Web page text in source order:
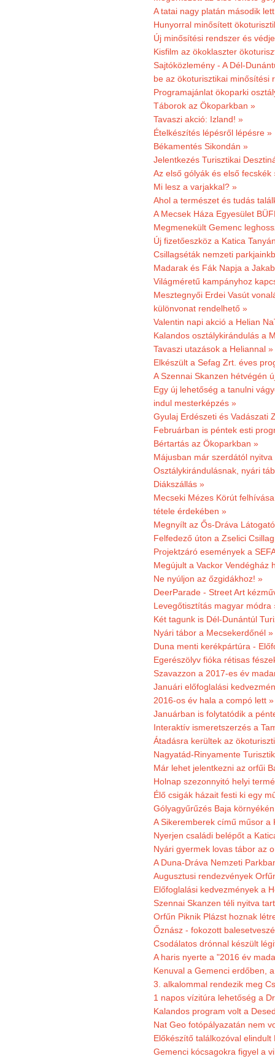
A tatai nagy platán második
Hunyorral minősített
Új minősítési rendszer és
Kisfilm az ökoklaszter
Sajtóközlemény - A Dél-
be az ökoturisztikai minősítési
Programajánlat ökoparki
Táborok az Ökoparkban »
Tavaszi akció: Izland! »
Ételkészítés lépésről lépésre »
Békamentés Sikondán »
Jelentkezés Turisztikai
Az első gólyák és első fecskék
Mi lesz a varjakkal? »
Ahol a természet és tudás
A Mecsek Háza Egyesület
Megmenekült Gemenc
Új fizetőeszköz a Katica
Csillagséták nemzeti
Madarak és Fák Napja a
Világméretű kampányhoz
Mesztegnyői Erdei Vasút
különvonat rendelhető »
Valentin napi akció a Helian
Kalandos osztálykirándulás a
Tavaszi utazások a Heliannal »
Elkészült a Sefag Zrt. éves
A Szennai Skanzen hétvégén
Egy új lehetőség a tanulni
indul mesterképzés »
Gyulaj Erdészeti és Vadászati
Februárban is péntek esti
Bértartás az Ökoparkban »
Májusban már szerdától
Osztálykirándulásnak, nyári
Diákszállás »
Mecseki Mézes Körút
tétele érdekében »
Megnyílt az Ős-Dráva
Felfedező úton a Zselici
Projektzáró események a
Megújult a Vackor Vendégház
Ne nyúljon az őzgidákhoz! »
DeerParade - Street Art
Levegőtisztítás magyar módra
Két tagunk is Dél-Dunántúl
Nyári tábor a Mecsekerdőnél »
Duna menti kerékpártúra -
Egerészölyv fióka rétisas
Szavazzon a 2017-es év
Januári előfoglalási
2016-os év hala a compó lett »
Januárban is folytatódik a
Interaktív ismeretszerzés a
Átadásra kerültek az
Nagyatád-Rinyamente
Már lehet jelentkezni az orfűi
Holnap szezonnyitó helyi
Élő csigák házait festi ki egy
Gólyagyűrűzés Baja
A Sikeremberek című műsor a
Nyerjen családi belépőt a
Nyári gyermek lovas tábor az
A Duna-Dráva Nemzeti
Augusztusi rendezvények
Előfoglalási kedvezmények a
Szennai Skanzen téli nyitva
Orfűn Piknik Plázst hoznak
Őznász - fokozott
Csodálatos drónnal készült
A haris nyerte a "2016 év
Kenuval a Gemenci erdőben,
3. alkalommal rendezik meg
1 napos vízitúra lehetőség a
Kalandos program volt a
Nat Geo fotópályazatán nem
Előkészítő találkozóval
Gemenci kócsagokra figyel a